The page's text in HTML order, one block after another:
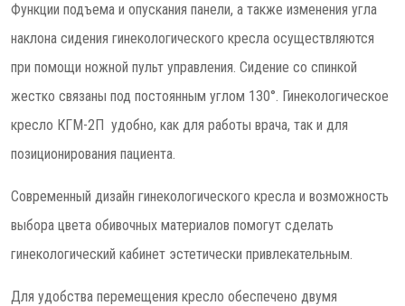
Функции подъема и опускания панели, а также изменения угла
наклона сидения гинекологического кресла осуществляются
при помощи ножной пульт управления. Сидение со спинкой
жестко связаны под постоянным углом 130°. Гинекологическое
кресло КГМ-2П удобно, как для работы врача, так и для
позиционирования пациента.
Современный дизайн гинекологического кресла и возможность
выбора цвета обивочных материалов помогут сделать
гинекологический кабинет эстетически привлекательным.
Для удобства перемещения кресло обеспечено двумя